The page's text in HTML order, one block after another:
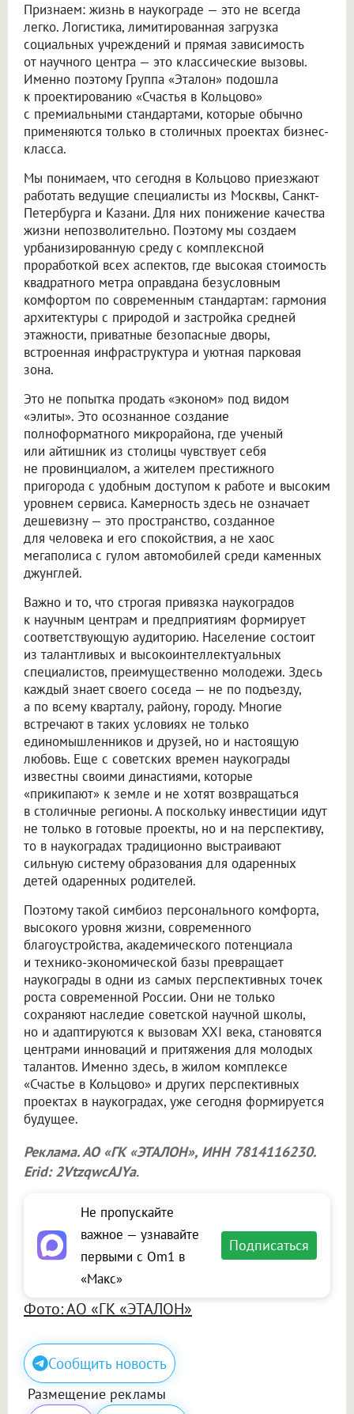
Признаем: жизнь в наукограде — это не всегда
легко. Логистика, лимитированная загрузка
социальных учреждений и прямая зависимость
от научного центра — это классические вызовы.
Именно поэтому Группа «Эталон» подошла
к проектированию «Счастья в Кольцово»
с премиальными стандартами, которые обычно
применяются только в столичных проектах бизнес-
класса.
Мы понимаем, что сегодня в Кольцово приезжают
работать ведущие специалисты из Москвы, Санкт-
Петербурга и Казани. Для них понижение качества
жизни непозволительно. Поэтому мы создаем
урбанизированную среду с комплексной
проработкой всех аспектов, где высокая стоимость
квадратного метра оправдана безусловным
комфортом по современным стандартам: гармония
архитектуры с природой и застройка средней
этажности, приватные безопасные дворы,
встроенная инфраструктура и уютная парковая
зона.
Это не попытка продать «эконом» под видом
«элиты». Это осознанное создание
полноформатного микрорайона, где ученый
или айтишник из столицы чувствует себя
не провинциалом, а жителем престижного
пригорода с удобным доступом к работе и высоким
уровнем сервиса. Камерность здесь не означает
дешевизну — это пространство, созданное
для человека и его спокойствия, а не хаос
мегаполиса с гулом автомобилей среди каменных
джунглей.
Важно и то, что строгая привязка наукоградов
к научным центрам и предприятиям формирует
соответствующую аудиторию. Население состоит
из талантливых и высокоинтеллектуальных
специалистов, преимущественно молодежи. Здесь
каждый знает своего соседа — не по подъезду,
а по всему кварталу, району, городу. Многие
встречают в таких условиях не только
единомышленников и друзей, но и настоящую
любовь. Еще с советских времен наукограды
известны своими династиями, которые
«прикипают» к земле и не хотят возвращаться
в столичные регионы. А поскольку инвестиции идут
не только в готовые проекты, но и на перспективу,
то в наукоградах традиционно выстраивают
сильную систему образования для одаренных
детей одаренных родителей.
Поэтому такой симбиоз персонального комфорта,
высокого уровня жизни, современного
благоустройства, академического потенциала
и технико-экономической базы превращает
наукограды в одни из самых перспективных точек
роста современной России. Они не только
сохраняют наследие советской научной школы,
но и адаптируются к вызовам XXI века, становятся
центрами инноваций и притяжения для молодых
талантов. Именно здесь, в жилом комплексе
«Счастье в Кольцово» и других перспективных
проектах в наукоградах, уже сегодня формируется
будущее.
Реклама. АО «ГК «ЭТАЛОН», ИНН 7814116230.
Erid: 2VtzqwcAJYa.
Не пропускайте
важное — узнавайте
первыми с Om1 в
«Макс»
Подписаться
Фото: АО «ГК «ЭТАЛОН»
Сообщить новость
Размещение рекламы